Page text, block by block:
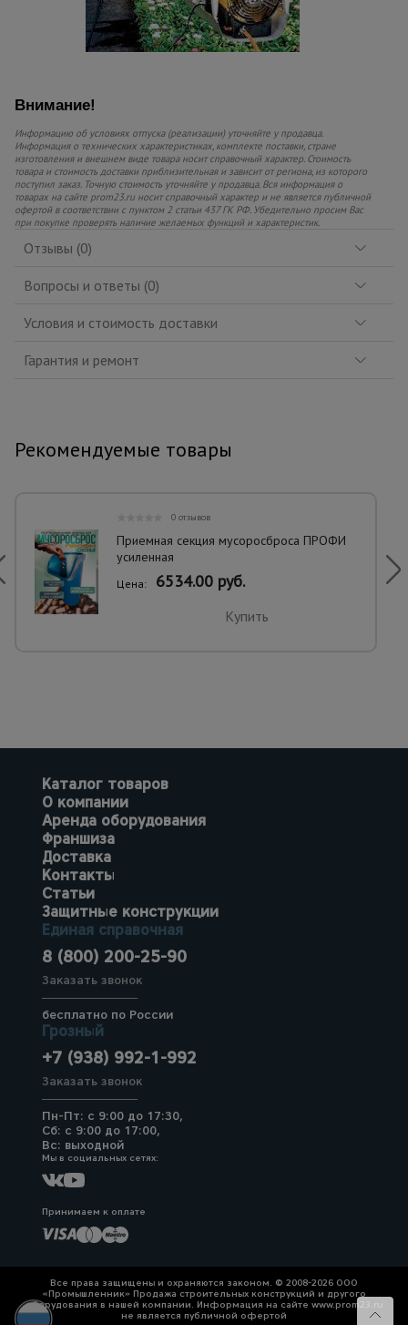
Внимание!
Информацию об условиях отпуска (реализации) уточняйте у продавца.
Информация о технических характеристиках, комплекте поставки, стране
изготовления и внешнем виде товара носит справочный характер. Стоимость
товара и стоимость доставки приблизительная и зависит от региона, из которого
поступил заказ. Точную стоимость уточняйте у продавца. Вся информация о
товарах на сайте prom23.ru носит справочный характер и не является публичной
офертой в соответствии с пунктом 2 статьи 437 ГК РФ. Убедительно просим Вас
при покупке проверять наличие желаемых функций и характеристик.
Отзывы (0)
Вопросы и ответы (0)
Условия и стоимость доставки
Гарантия и ремонт
Рекомендуемые товары
0 отзывов
Приемная секция мусоросброса ПРОФИ
усиленная
Цена: 6534.00 руб.
Купить
Каталог товаров
О компании
Аренда оборудования
Франшиза
Доставка
Контакты
Статьи
Защитные конструкции
Единая справочная
8 (800) 200-25-90
Заказать звонок
бесплатно по России
Грозный
+7 (938) 992-1-992
Заказать звонок
Пн-Пт: с 9:00 до 17:30,
Сб: с 9:00 до 17:00,
Вс: выходной
Мы в социальных сетях:
Принимаем к оплате
Все права защищены и охраняются законом. © 2008-2026 ООО
«Промышленник» Продажа строительных конструкций и другого
оборудования в нашей компании. Информация на сайте www.prom23.ru
не является публичной офертой